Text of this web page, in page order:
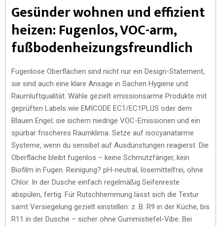
Gesünder wohnen und effizient
heizen: Fugenlos, VOC-arm,
fußbodenheizungsfreundlich
Fugenlose Oberflächen sind nicht nur ein Design-Statement,
sie sind auch eine klare Ansage in Sachen Hygiene und
Raumluftqualität. Wähle gezielt emissionsarme Produkte mit
geprüften Labels wie EMICODE EC1/EC1PLUS oder dem
Blauen Engel; sie sichern niedrige VOC-Emissionen und ein
spürbar frischeres Raumklima. Setze auf isocyanatarme
Systeme, wenn du sensibel auf Ausdünstungen reagierst. Die
Oberfläche bleibt fugenlos – keine Schmutzfänger, kein
Biofilm in Fugen. Reinigung? pH-neutral, lösemittelfrei, ohne
Chlor. In der Dusche einfach regelmäßig Seifenreste
abspülen, fertig. Für Rutschhemmung lässt sich die Textur
samt Versiegelung gezielt einstellen: z. B. R9 in der Küche, bis
R11 in der Dusche – sicher ohne Gummistiefel-Vibe. Bei